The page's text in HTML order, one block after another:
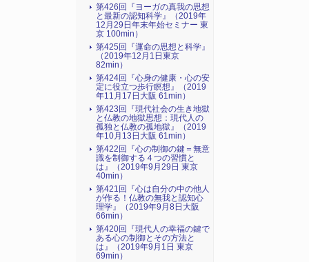
第426回『ヨーガの真我の思想
と最新の認知科学』（2019年
12月29日年末年始セミナー 東
京 100min）
第425回『運命の思想と科学』
（2019年12月1日東京
82min）
第424回『心身の健康・心の安
定に役立つ歩行瞑想』（2019
年11月17日大阪 61min）
第423回『現代社会の生き地獄
と仏教の地獄思想：現代人の
孤独と仏教の孤地獄』（2019
年10月13日大阪 61min）
第422回『心の制御の鍵＝無意
識を制御する４つの習慣と
は』（2019年9月29日 東京
40min）
第421回『心は自分の中の他人
が作る！仏教の無我と認知心
理学』（2019年9月8日大阪
66min）
第420回『現代人の幸福の鍵で
ある心の制御とその方法と
は』（2019年9月1日 東京
69min）